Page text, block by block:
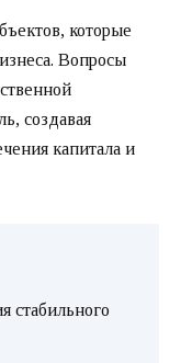
которые
Вопросы
создавая
капитала и
стабильного